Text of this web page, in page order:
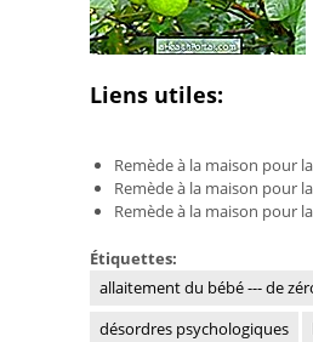
Liens utiles:
Remède à la maison pour
Remède à la maison pour
Remède à la maison pour
Étiquettes:
allaitement du bébé --- de
désordres psychologiques